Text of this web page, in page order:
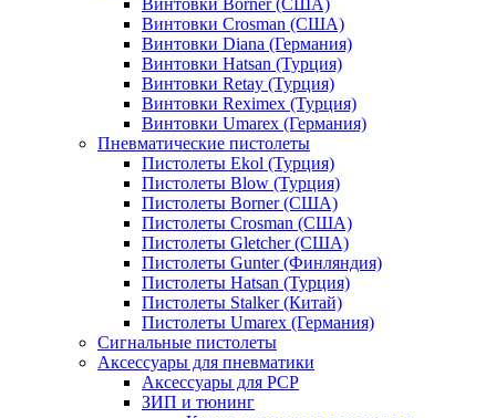
Винтовки Crosman (США)
Винтовки Diana (Германия)
Винтовки Hatsan (Турция)
Винтовки Retay (Турция)
Винтовки Reximex (Турция)
Винтовки Umarex (Германия)
Пневматические пистолеты
Пистолеты Ekol (Турция)
Пистолеты Blow (Турция)
Пистолеты Borner (США)
Пистолеты Crosman (США)
Пистолеты Gletcher (США)
Пистолеты Gunter (Финляндия)
Пистолеты Hatsan (Турция)
Пистолеты Stalker (Китай)
Пистолеты Umarex (Германия)
Сигнальные пистолеты
Аксессуары для пневматики
Аксессуары для PCP
ЗИП и тюнинг